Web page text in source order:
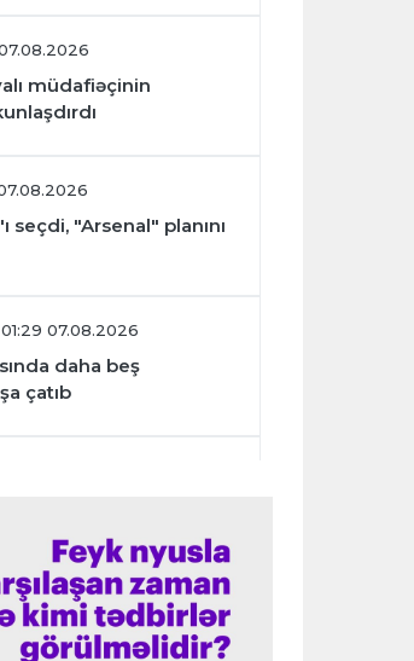
müdafiəçinin
seçdi, "Arsenal" planını
01:29 07.08.2026
daha beş
çatıb
07.08.2026
klubuna qarşı
yoldaşlıq